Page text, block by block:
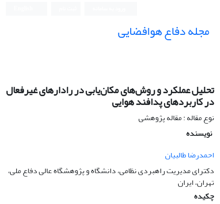
مجله دفاع هوافضایی
تحلیل عملکرد و روش‌های مکان‌یابی در رادارهای غیرفعال
در کاربردهای پدافند هوایی
نوع مقاله : مقاله پژوهشی
نویسنده
احمدرضا طالبیان
دکترای مدیریت راهبردی نظامی، دانشگاه و پژوهشگاه عالی دفاع ملی،
تهران، ایران
چکیده